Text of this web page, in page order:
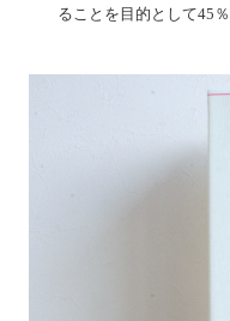
ることを目的として45